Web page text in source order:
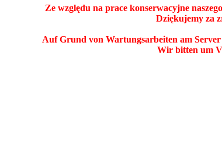
Ze względu na prace konserwacyjne
Dziękujemy za
Auf Grund von Wartungsarbeiten am
Wir bitten um